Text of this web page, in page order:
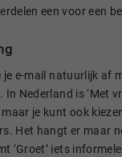
een voor een
je e-mail natuurlijk af
In Nederland is ‘Met
je kunt ook
Het hangt er maar
‘Groet’ iets